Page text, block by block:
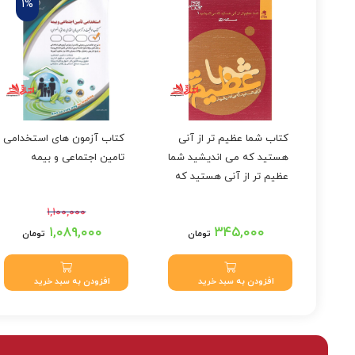
کتاب شما عظیم تر از آنی
هستید که می اندیشید شما
عظیم تر از آنی هستید که
۳۴۵,۰۰۰ تومان
افزودن به سبد خرید
1%
کتاب آزمون های استخدامی
تامین اجتماعی و بیمه
۱,۱۰۰,۰۰۰
قیمت اصلی: ۱,۱۰۰,۰۰۰
تومان بود.
۱,۰۸۹,۰۰۰ تومان
قیمت فعلی: ۱,۰۸۹,۰۰۰
تومان.
افزودن به سبد خرید